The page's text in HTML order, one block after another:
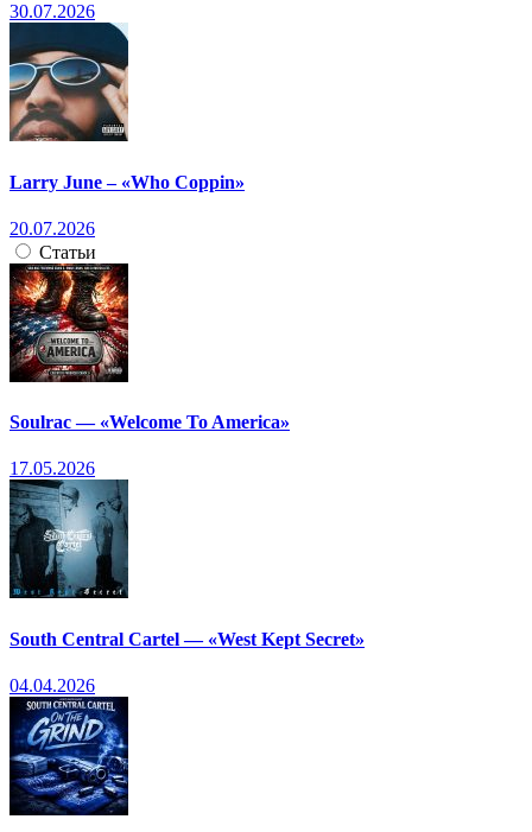
30.07.2026
Larry June – «Who Coppin»
20.07.2026
Статьи
Soulrac — «Welcome To America»
17.05.2026
South Central Cartel — «West Kept Secret»
04.04.2026